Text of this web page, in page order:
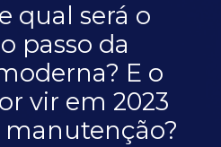
qual será o
passo da
E o
vir em 2023
manutenção?